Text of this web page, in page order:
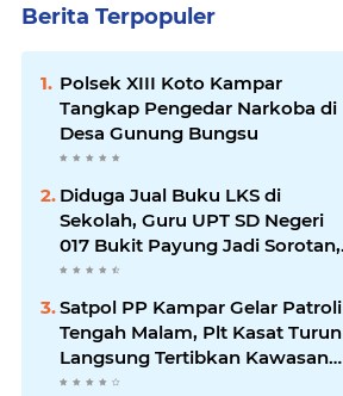
Berita Terpopuler
Polsek XIII Koto Kampar
Tangkap Pengedar Narkoba di
Desa Gunung Bungsu
Diduga Jual Buku LKS di
Sekolah, Guru UPT SD Negeri
017 Bukit Payung Jadi Sorotan,
Disdikpora Kampar Tegaskan
Tidak Pernah Beri Izin
Satpol PP Kampar Gelar Patroli
Tengah Malam, Plt Kasat Turun
Langsung Tertibkan Kawasan
Publik dan Warung Karaoke